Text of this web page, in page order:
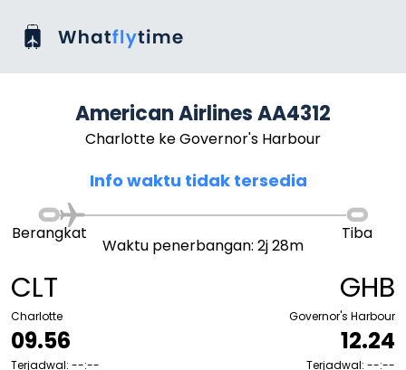
American Airlines AA4312
Charlotte ke Governor's Harbour
Info waktu tidak tersedia
CLT
Charlotte
09.56
Terjadwal: --:--
Berangkat
Waktu penerbangan: 2j 28m
Tiba
GHB
Governor's Harbour
12.24
Terjadwal: --:--